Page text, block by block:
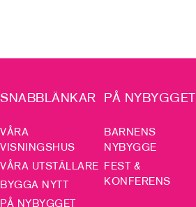
SNABBLÄNKAR
VÅRA
VISNINGSHUS
VÅRA UTSTÄLLARE
BYGGA NYTT
PÅ NYBYGGET
PÅ NYBYGGET
BARNENS
NYBYGGE
FEST &
KONFERENS